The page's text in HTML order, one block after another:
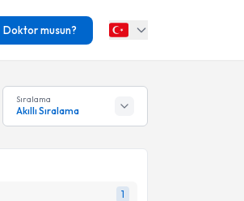
Doktor musun?
Sıralama
Akıllı Sıralama
1